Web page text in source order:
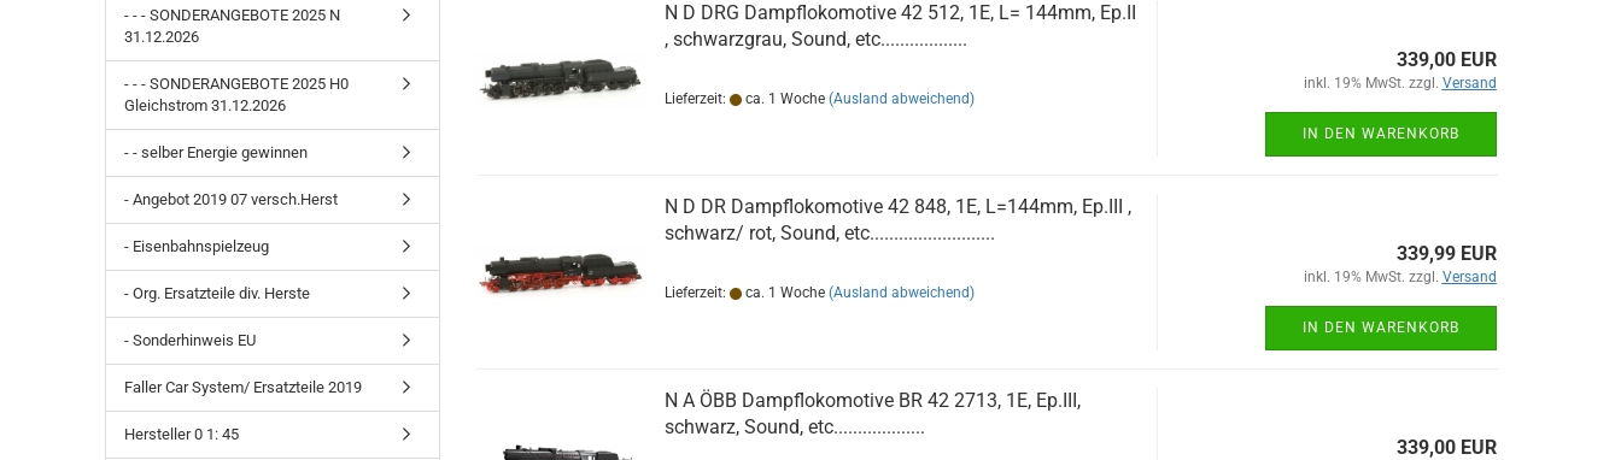
N D DRG Dampflokomotive 42 512, 1E, L= 144mm, Ep.II
, schwarzgrau, Sound, etc..................
Lieferzeit: ca. 1 Woche (Ausland abweichend)
339,00 EUR
inkl. 19% MwSt. zzgl. Versand
IN DEN WARENKORB
N D DR Dampflokomotive 42 848, 1E, L=144mm, Ep.III ,
schwarz/ rot, Sound, etc..........................
Lieferzeit: ca. 1 Woche (Ausland abweichend)
339,99 EUR
inkl. 19% MwSt. zzgl. Versand
IN DEN WARENKORB
N A ÖBB Dampflokomotive BR 42 2713, 1E, Ep.III,
schwarz, Sound, etc...................
339,00 EUR
- - - SONDERANGEBOTE 2025 N
31.12.2026
- - - SONDERANGEBOTE 2025 H0
Gleichstrom 31.12.2026
- - selber Energie gewinnen
- Angebot 2019 07 versch.Herst
- Eisenbahnspielzeug
- Org. Ersatzteile div. Herste
- Sonderhinweis EU
Faller Car System/ Ersatzteile 2019
Hersteller 0 1: 45